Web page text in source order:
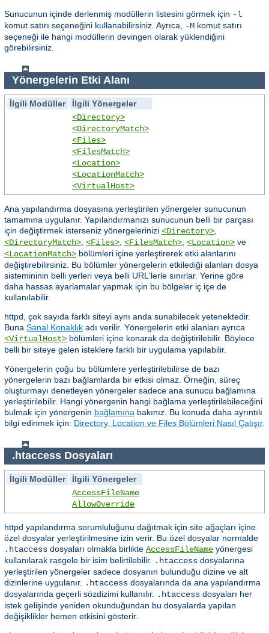
Sunucunun içinde derlenmiş modüllerin listesini görmek için -l
komut satırı seçeneğini kullanabilirsiniz. Ayrıca,
-M komut satırı
seçeneği ile hangi modüllerin devingen olarak yüklendiğini
görebilirsiniz.
Yönergelerin Etki Alanı
İlgili Modüller
İlgili Yönergeler
<Directory>
<DirectoryMatch>
<Files>
<FilesMatch>
<Location>
<LocationMatch>
<VirtualHost>
Ana yapılandırma dosyasına yerleştirilen yönergeler sunucunun
tamamına uygulanır. Yapılandırmanızı sunucunun belli bir parçası
için değiştirmek isterseniz yönergelerinizi <Directory>
<DirectoryMatch> <Files> <FilesMatch> <Location> ve
<LocationMatch> bölümleri içine yerleştirerek etki alanlarını
değiştirebilirsiniz. Bu bölümler yönergelerin etkilediği alanları dosya
sistemininin belli yerleri veya belli URL'lerle sınırlar. Yerine göre
daha hassas ayarlamalar yapmak için bu bölgeler iç içe de
kullanılabilir.
httpd, çok sayıda farklı siteyi aynı anda sunabilecek yetenektedir.
Buna Sanal Konaklık adı verilir. Yönergelerin etki alanları ayrıca
<VirtualHost> bölümleri içine konarak da değiştirilebilir. Böylece
belli bir siteye gelen isteklere farklı bir uygulama yapılabilir.
Yönergelerin çoğu bu bölümlere yerleştirilebilirse de bazı
yönergelerin bazı bağlamlarda bir etkisi olmaz. Örneğin, süreç
oluşturmayı denetleyen yönergeler sadece ana sunucu bağlamına
yerleştirilebilir. Hangi yönergenin hangi bağlama yerleştirilebileceğini
bulmak için yönergenin bağlamına bakınız. Bu konuda daha ayrıntılı
bilgi edinmek için: Directory, Location ve Files Bölümleri Nasıl Çalışır.
.htaccess Dosyaları
İlgili Modüller
İlgili Yönergeler
AccessFileName
AllowOverride
httpd yapılandırma sorumluluğunu dağıtmak için site ağaçları içine
özel dosyalar yerleştirilmesine izin verir. Bu özel dosyalar normalde
.htaccess dosyaları olmakla birlikte AccessFileName yönergesi
kullanılarak rasgele bir isim belirtilebilir.
.htaccess dosyalarına
yerleştirilen yönergeler sadece dosyanın bulunduğu dizine ve alt
dizinlerine uygulanır.
.htaccess dosyalarında da ana yapılandırma
dosyalarında geçerli sözdizimi kullanılır.
.htaccess dosyaları her
istek gelişinde yeniden okunduğundan bu dosyalarda yapılan
değişiklikler hemen etkisini gösterir.